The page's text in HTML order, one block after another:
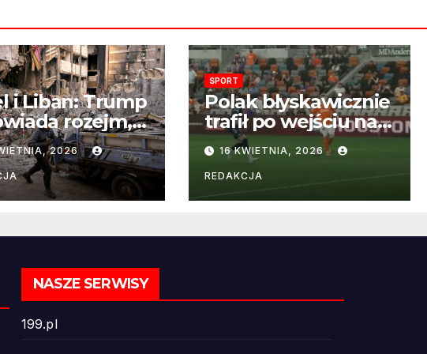
i Liban: Trump
rozejm,
wojny
odległa
2026
SPORT
Polak błyskawicznie
trafił po wejściu na
boisko – gol już po
22 sekundach!
16 KWIETNIA, 2026
REDAKCJA
NASZE SERWISY
199.pl